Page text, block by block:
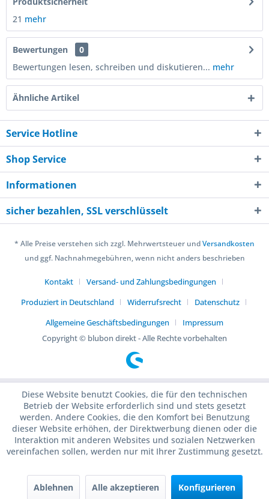
21 mehr
Bewertungen
0
Bewertungen lesen, schreiben und diskutieren... mehr
Ähnliche Artikel
Service Hotline
Shop Service
Informationen
sicher bezahlen, SSL verschlüsselt
* Alle Preise verstehen sich zzgl. Mehrwertsteuer undVersandkosten
und ggf. Nachnahmegebühren, wenn nicht anders beschrieben
Kontakt
Versand- und Zahlungsbedingungen
Produziert in Deutschland
Widerrufsrecht
Datenschutz
Allgemeine Geschäftsbedingungen
Impressum
Copyright © blubon direkt - Alle Rechte vorbehalten
Diese Website benutzt Cookies, die für den technischen
Betrieb der Website erforderlich sind und stets gesetzt
werden. Andere Cookies, die den Komfort bei Benutzung
dieser Website erhöhen, der Direktwerbung dienen oder die
Interaktion mit anderen Websites und sozialen Netzwerken
vereinfachen sollen, werden nur mit Ihrer Zustimmung gesetzt.
Ablehnen Alle akzeptieren Konfigurieren